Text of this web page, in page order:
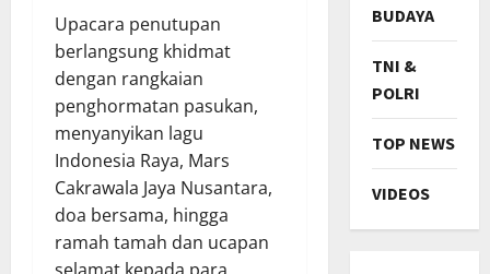
Upacara penutupan
berlangsung khidmat
dengan rangkaian
penghormatan pasukan,
menyanyikan lagu
Indonesia Raya, Mars
Cakrawala Jaya Nusantara,
doa bersama, hingga
ramah tamah dan ucapan
BUDAYA
TNI &
POLRI
TOP NEWS
VIDEOS